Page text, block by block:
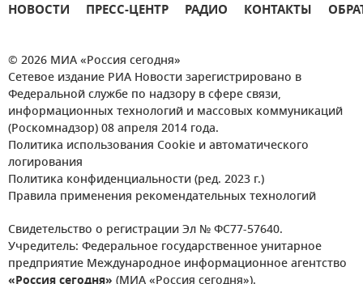
НОВОСТИ ПРЕСС-ЦЕНТР РАДИО КОНТАКТЫ
© 2026 МИА «Россия сегодня»
Сетевое издание РИА Новости зарегистрировано в
Федеральной службе по надзору в сфере связи,
информационных технологий и массовых коммуникаций
(Роскомнадзор) 08 апреля 2014 года.
Политика использования Cookie и автоматического
логирования
Политика конфиденциальности (ред. 2023 г.)
Правила применения рекомендательных технологий
Свидетельство о регистрации Эл № ФС77-57640.
Учредитель: Федеральное государственное унитарное
предприятие Международное информационное агентство